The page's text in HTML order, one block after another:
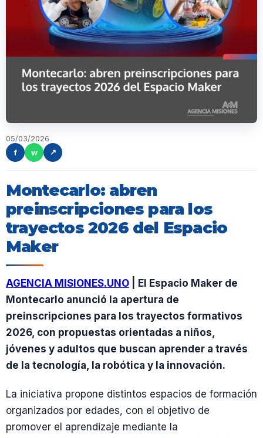
05/03/2026
f
w ↗
Montecarlo: abren
preinscripciones para los
trayectos 2026 del Espacio
Maker
AGENCIA MISIONES.UNO | El Espacio Maker de
Montecarlo anunció la apertura de
preinscripciones para los trayectos formativos
2026, con propuestas orientadas a niños,
jóvenes y adultos que buscan aprender a través
de la tecnología, la robótica y la innovación.
La iniciativa propone distintos espacios de formación
organizados por edades, con el objetivo de
promover el aprendizaje mediante la